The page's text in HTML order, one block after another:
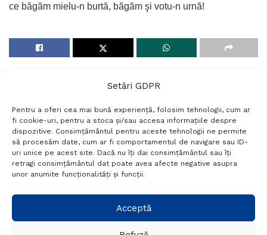
Setări GDPR
Pentru a oferi cea mai bună experiență, folosim tehnologii, cum ar
fi cookie-uri, pentru a stoca și/sau accesa informațiile despre
dispozitive. Consimțământul pentru aceste tehnologii ne permite
să procesăm date, cum ar fi comportamentul de navigare sau ID-
uri unice pe acest site. Dacă nu îți dai consimțământul sau îți
retragi consimțământul dat poate avea afecte negative asupra
unor anumite funcționalități și funcții.
Acceptă
ce băgăm mielu-n burtă, băgăm şi votu-n urnă!
Termeni si conditii
Politică de confidențialitate
Politica cookies
Setări GDPR
+40 788 760 194